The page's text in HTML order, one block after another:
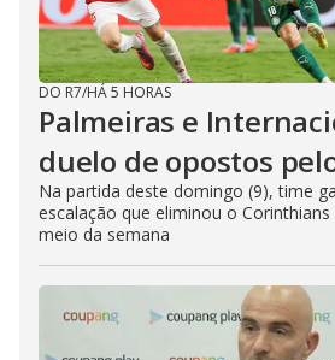
DO R7/HÁ 5 HORAS
Palmeiras e
duelo de opostos
Na partida deste domingo (9), time
escalação que eliminou o
meio da semana